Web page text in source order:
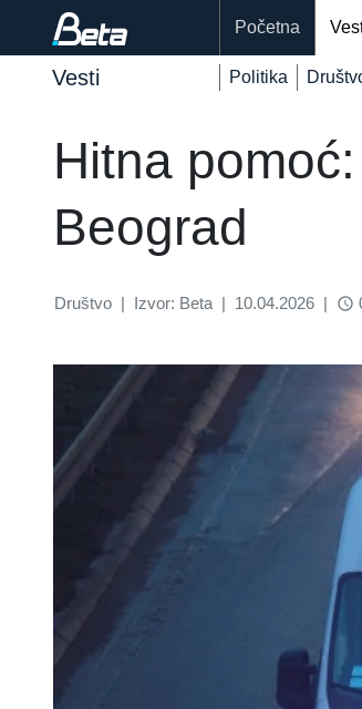
Početna
Vesti Politika
Hitna
Beograd
Društvo | Izvor: Beta | 10.04.2026 | access_time